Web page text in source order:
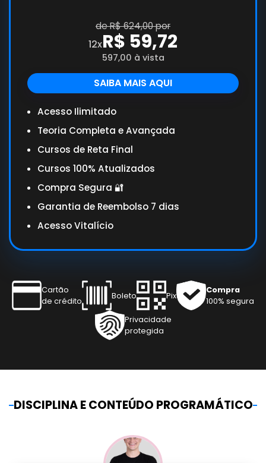
de R$ 624,00 por
12xR$ 59,72
597,00 à vista
SAIBA MAIS AQUI
Acesso Ilimitado
Teoria Completa e Avançada
Cursos de Reta Final
Cursos 100% Atualizados
Compra Segura 🔐
Garantia de Reembolso 7 dias
Acesso Vitalício
Cartão
de crédito
Boleto Pix
Compra
100% segura
Privacidade
protegida
DISCIPLINA E CONTEÚDO PROGRAMÁTICO